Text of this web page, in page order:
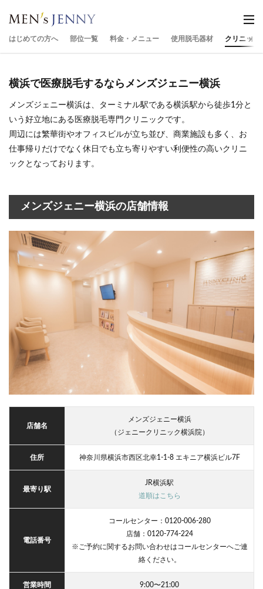
はじめての方へ 部位一覧 料金・メニュー 使用脱毛器材 クリニック
横浜で医療脱毛するならメンズジェニー横浜
メンズジェニー横浜は、ターミナル駅である横浜駅から徒歩1分と
いう好立地にある医療脱毛専門クリニックです。
周辺には繁華街やオフィスビルが立ち並び、商業施設も多く、お
仕事帰りだけでなく休日でも立ち寄りやすい利便性の高いクリニ
ックとなっております。
メンズジェニー横浜の店舗情報
店舗名
メンズジェニー横浜
（ジェニークリニック横浜院）
住所 神奈川県横浜市西区北幸1-1-8 エキニア横浜ビル7F
最寄り駅
JR横浜駅
道順はこちら
電話番号
コールセンター：0120-006-280
店舗：0120-774-224
※ご予約に関するお問い合わせはコールセンターへご連
絡ください。
営業時間 9:00〜21:00